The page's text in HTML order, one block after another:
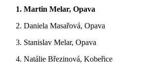
1. Martin Melar, Opava
2. Daniela Masařová, Opava
3. Stanislav Melar, Opava
4. Natálie Březinová, Kobeřice